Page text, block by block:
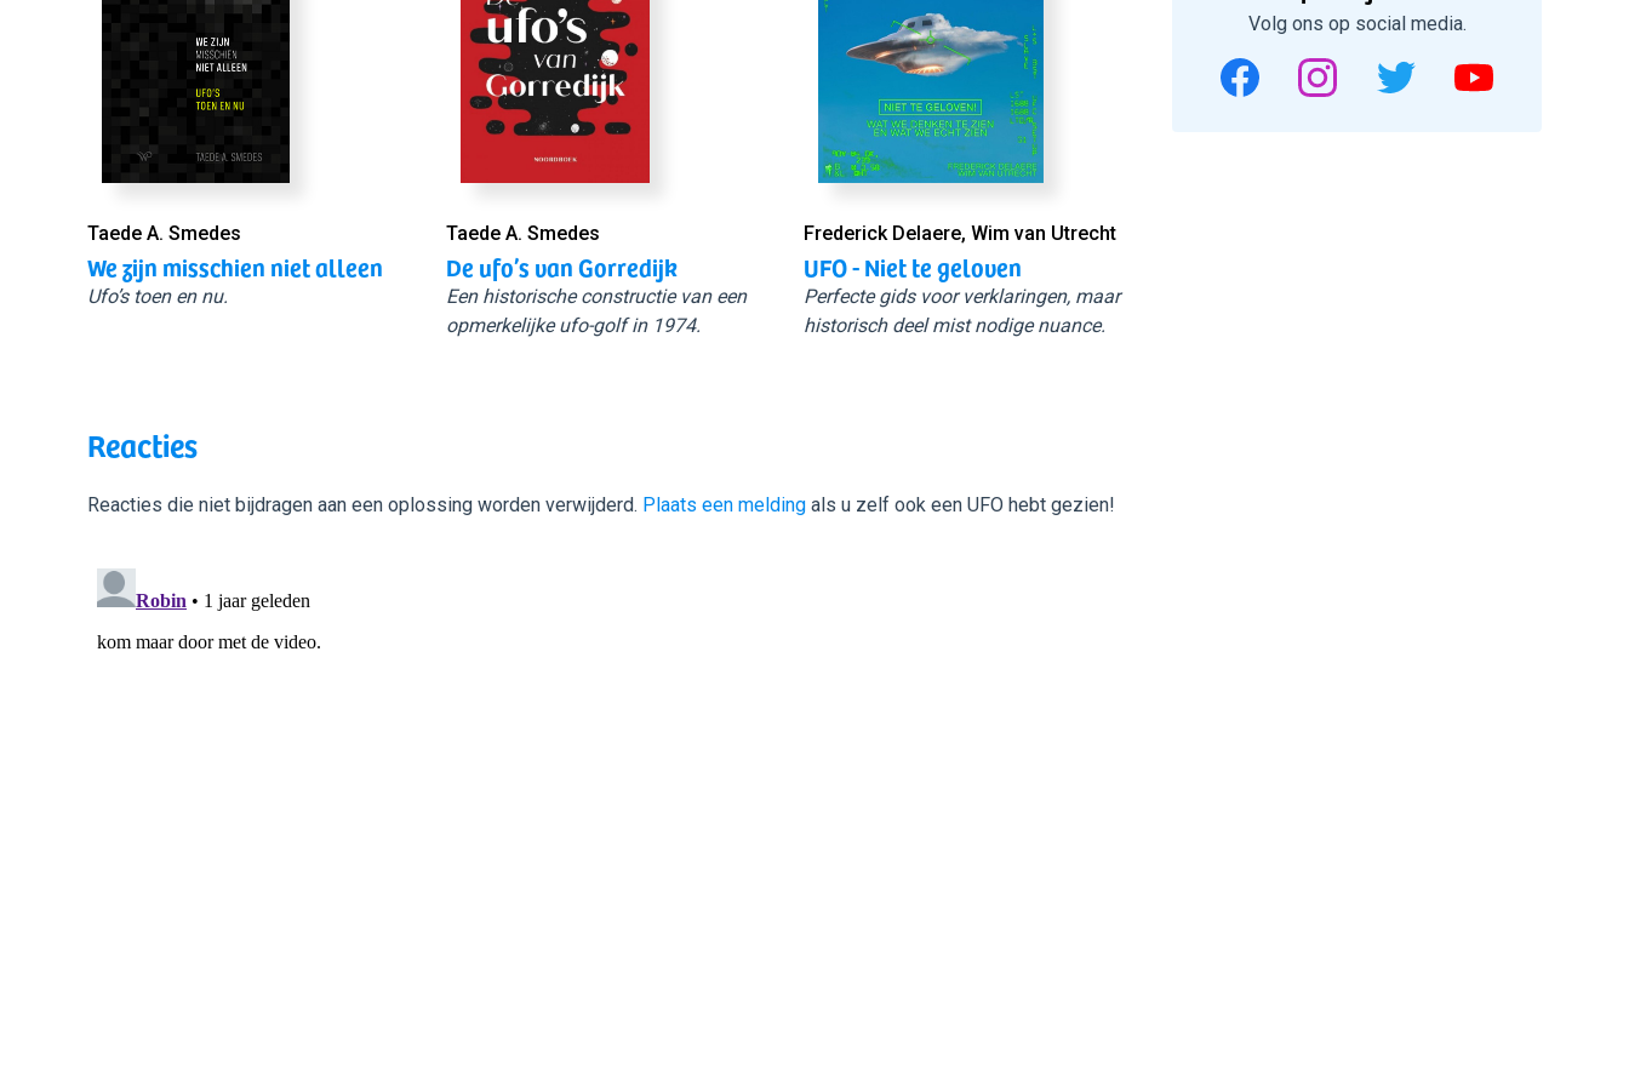
Taede A. Smedes
We zijn misschien niet alleen
Ufo’s toen en nu.
Taede A. Smedes
De ufo’s van Gorredijk
Een historische constructie van een
opmerkelijke ufo-golf in 1974.
Frederick Delaere, Wim van Utrecht
UFO - Niet te geloven
Perfecte gids voor verklaringen, maar
historisch deel mist nodige nuance.
Reacties
Reacties die niet bijdragen aan een oplossing worden verwijderd. Plaats een melding als u zelf ook een UFO hebt gezien!
Volg ons op social media.